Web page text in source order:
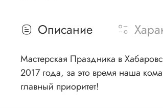
Описание
Мастерская Праздника в
2017 года, за это время наша
главный приоритет!